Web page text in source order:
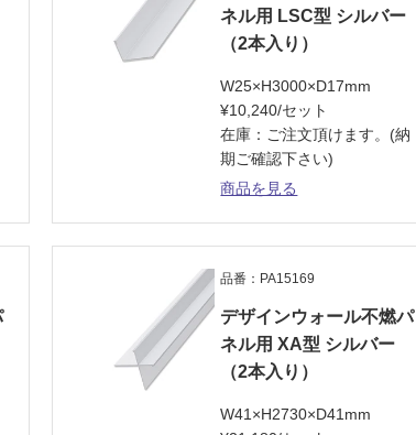
ネル用 LSC型 シルバー
（2本入り）
W25×H3000×D17mm
¥10,240/セット
在庫：ご注文頂けます。(納
期ご確認下さい)
商品を見る
デザインウォール不燃パ
ネル用 XA型 シルバー
（2本入り）
品番：PA15169
W41×H2730×D41mm